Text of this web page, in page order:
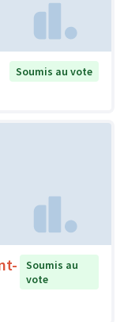
Soumis au vote
Soumis au
vote